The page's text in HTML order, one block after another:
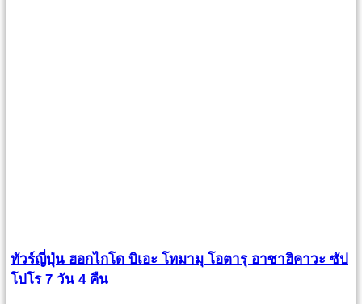
ทัวร์ญี่ปุ่น ฮอกไกโด บิเอะ โทมามุ โอตารุ อาซาฮิคาวะ ซัป
โปโร 7 วัน 4 คืน